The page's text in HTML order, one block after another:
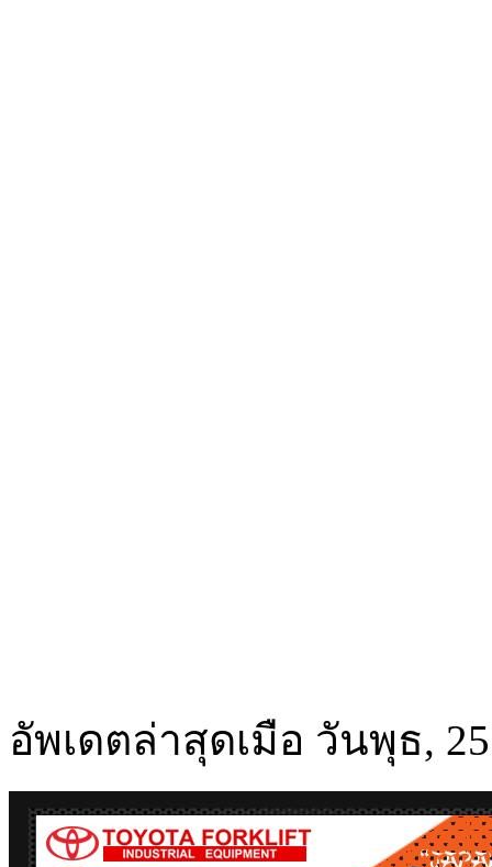
อัพเดตล่าสุดเมือ วันพุธ,